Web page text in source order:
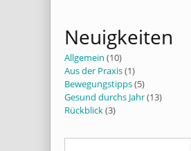
Neuigkeiten
Allgemein (10)
Aus der Praxis(1)
Bewegungstipps(5)
Gesund durchs Jahr(13)
Rückblick(3)